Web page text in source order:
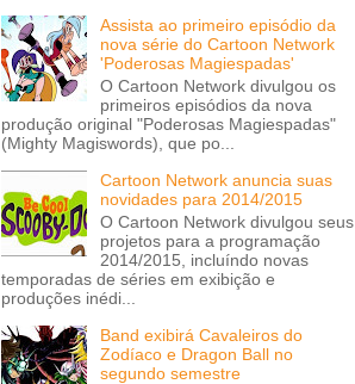
Assista ao primeiro episódio da
nova série do Cartoon Network
'Poderosas Magiespadas'
O Cartoon Network divulgou os
primeiros episódios da nova
produção original "Poderosas Magiespadas"
(Mighty Magiswords), que po...
Cartoon Network anuncia suas
novidades para 2014/2015
O Cartoon Network divulgou seus
projetos para a programação
2014/2015, incluíndo novas
temporadas de séries em exibição e
produções inédi...
Band exibirá Cavaleiros do
Zodíaco e Dragon Ball no
segundo semestre